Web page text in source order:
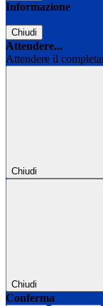
Informazione
Chiudi
Attendere...
Attendere il
Chiudi
Chiudi
Conferma